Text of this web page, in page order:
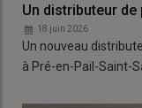
Un distributeur
18 juin 2026
Un nouveau
à Pré-en-Pail-Saint-